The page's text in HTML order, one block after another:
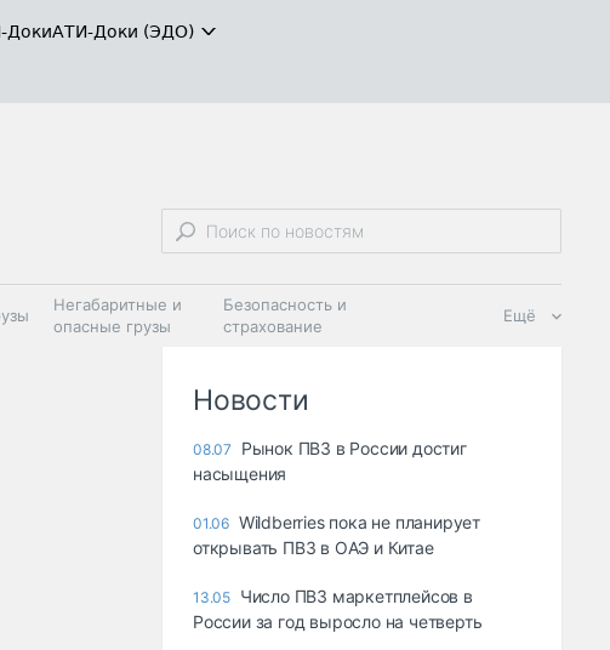
ДокиАТИ-Доки (ЭДО)
Негабаритные и
опасные грузы
Безопасность и
страхование
Ещё
Новости
08.07
Рынок ПВЗ в России достиг
насыщения
01.06 Wildberries пока не планирует
открывать ПВЗ в ОАЭ и Китае
13.05 Число ПВЗ маркетплейсов в
России за год выросло на четверть